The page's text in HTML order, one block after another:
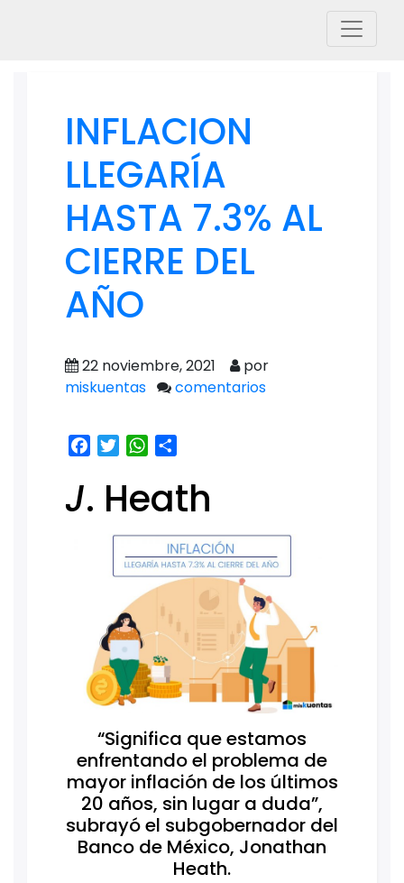
INFLACION
LLEGARÍA
HASTA 7.3% AL
CIERRE DEL
AÑO
22 noviembre, 2021
por
miskuentas
comentarios
Facebook
TwitterWhatsApp
J. Heath
“Significa que estamos
enfrentando el problema de
mayor inflación de los últimos
20 años, sin lugar a duda”,
subrayó el subgobernador del
Banco de México, Jonathan
Heath.